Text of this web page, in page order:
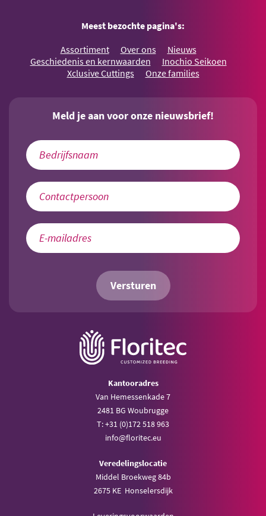
Meest bezochte pagina's:
Assortiment Over ons
Nieuws
Geschiedenis en kernwaarden
Inochio Seikoen
Xclusive Cuttings
Onze families
Meld je aan voor onze nieuwsbrief!
Versturen
Kantooradres
Van Hemessenkade 7
2481 BG Woubrugge
T: +31 (0)172 518 963
info@floritec.eu
Veredelingslocatie
Middel Broekweg 84b
2675 KE Honselersdijk